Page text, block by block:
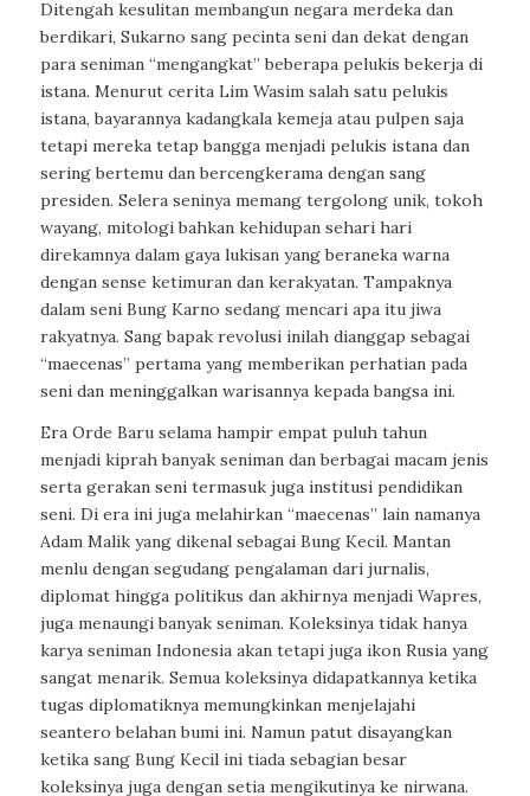
Ditengah kesulitan membangun negara merdeka dan
berdikari, Sukarno sang pecinta seni dan dekat dengan
para seniman “mengangkat” beberapa pelukis bekerja di
istana. Menurut cerita Lim Wasim salah satu pelukis
istana, bayarannya kadangkala kemeja atau pulpen saja
tetapi mereka tetap bangga menjadi pelukis istana dan
sering bertemu dan bercengkerama dengan sang
presiden. Selera seninya memang tergolong unik, tokoh
wayang, mitologi bahkan kehidupan sehari hari
direkamnya dalam gaya lukisan yang beraneka warna
dengan sense ketimuran dan kerakyatan. Tampaknya
dalam seni Bung Karno sedang mencari apa itu jiwa
rakyatnya. Sang bapak revolusi inilah dianggap sebagai
“maecenas” pertama yang memberikan perhatian pada
seni dan meninggalkan warisannya kepada bangsa ini.
Era Orde Baru selama hampir empat puluh tahun
menjadi kiprah banyak seniman dan berbagai macam jenis
serta gerakan seni termasuk juga institusi pendidikan
seni. Di era ini juga melahirkan “maecenas” lain namanya
Adam Malik yang dikenal sebagai Bung Kecil. Mantan
menlu dengan segudang pengalaman dari jurnalis,
diplomat hingga politikus dan akhirnya menjadi Wapres,
juga menaungi banyak seniman. Koleksinya tidak hanya
karya seniman Indonesia akan tetapi juga ikon Rusia yang
sangat menarik. Semua koleksinya didapatkannya ketika
tugas diplomatiknya memungkinkan menjelajahi
seantero belahan bumi ini. Namun patut disayangkan
ketika sang Bung Kecil ini tiada sebagian besar
koleksinya juga dengan setia mengikutinya ke nirwana.